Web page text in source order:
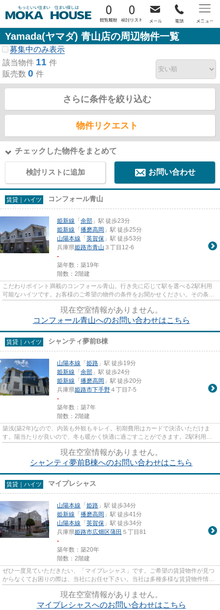
0 0
Yamada(ヤマダ) 青山店の周辺物件一覧
募集中のみ表示
該当物件 11 件
販売数 0 件
さらに条件を絞り込む
物件リクエスト
チェックした物件をまとめて
検討リストに追加 お問い合わせ
賃貸｜ハイツ コンフォール青山
姫新線 「余部 」駅 徒歩23分
姫新線 「播磨高岡 」駅 徒歩25分
山陽本線 「英賀保 」駅 徒歩53分
兵庫県姫路市青山 ３丁目12-6
-
築年数：築19年
階数：2階建
こだわりポイント満載のコンフォール青山。行き先に応じて駅を選べる2駅利用
可能なハイツです。お客様のご希望の物件の条件をお聞かせください。その条件
に合った物件を私たちスタッフ...
現在空室情報がありません。
コンフォール青山へのお問い合わせはこちら
賃貸｜ハイツ シャンティ夢前B棟
山陽本線 「姫路 」駅 徒歩19分
姫新線 「余部 」駅 徒歩24分
姫新線 「播磨高岡 」駅 徒歩20分
兵庫県姫路市下手野 ４丁目7-5
-
築年数：築7年
階数：2階建
築浅(築2年)なので、内装も外観もキレイ。初期費用はカードで決済いただけま
す。陽当たりが良いので、冬も暖かく快適に過ごすことができます。2駅利用可
能な物件なので、交通経路を選...
現在空室情報がありません。
シャンティ夢前B棟へのお問い合わせはこちら
賃貸｜ハイツ マイプレシャス
山陽本線 「姫路 」駅 徒歩34分
姫新線 「播磨高岡 」駅 徒歩41分
山陽本線 「英賀保 」駅 徒歩34分
兵庫県姫路市広畑区蒲田 ５丁目81
-
築年数：築20年
階数：2階建
ぜひ一度見ていただきたい、「マイプレシャス」です。ご希望の賃貸物件が見つ
からなくてお困りの際は、当社にお任せ下さい。当社は多種多様な賃貸物件情報
を取り扱っているので、きっ...
現在空室情報がありません。
マイプレシャスへのお問い合わせはこちら